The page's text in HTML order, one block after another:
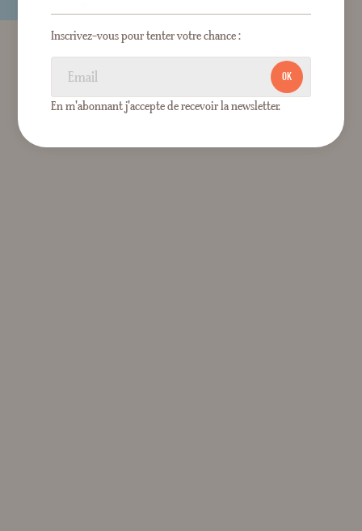
Inscrivez-vous pour tenter votre chance :
OK
En m'abonnant j'accepte de recevoir la newsletter.